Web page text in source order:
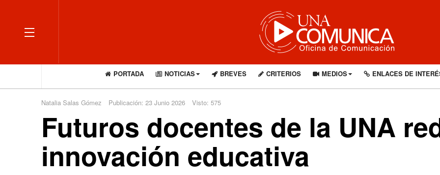
OFF CANVAS
PORTADA NOTICIAS BREVES CRITERIOS MEDIOS ENLACES DE
Natalia Salas Gómez Publicación: 23 Junio 2026 Visto: 575
Futuros docentes de la UNA
innovación educativa